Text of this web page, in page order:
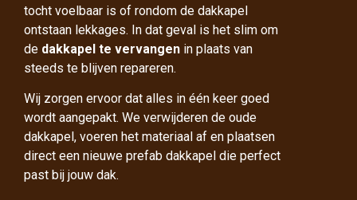
tocht voelbaar is of rondom de dakkapel
ontstaan lekkages. In dat geval is het slim om
de dakkapel te vervangen in plaats van
steeds te blijven repareren.
Wij zorgen ervoor dat alles in één keer goed
wordt aangepakt. We verwijderen de oude
dakkapel, voeren het materiaal af en plaatsen
direct een nieuwe prefab dakkapel die perfect
past bij jouw dak.